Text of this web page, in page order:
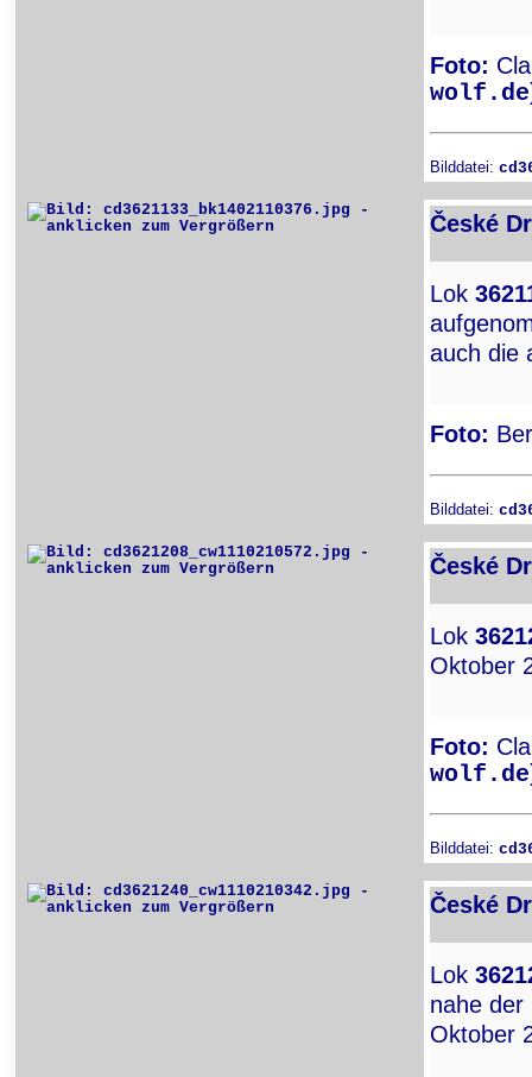
Foto:
wolf.de
Bilddatei:
České
Lok
auch die
Foto:
Bilddatei:
České
Lok
Oktober
Foto:
wolf.de
Bilddatei:
České
Lok
nahe
Oktober